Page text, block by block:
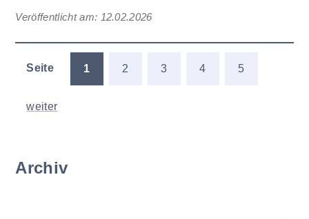
Veröffentlicht am: 12.02.2026
Seite 1 2 3 4 5
weiter
Archiv